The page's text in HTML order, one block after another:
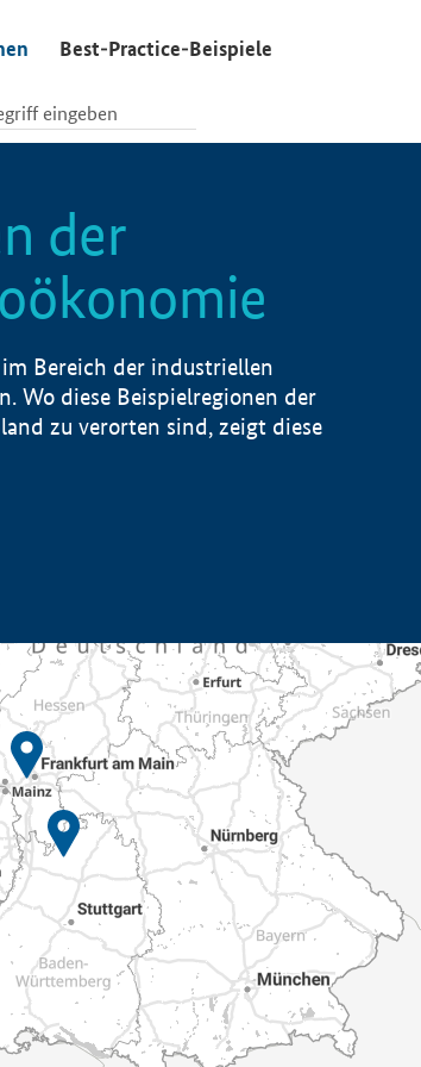
Best-Practice-Beispiele
der
Bereich der industriellen
Wo diese Beispielregionen der
zu verorten sind, zeigt diese